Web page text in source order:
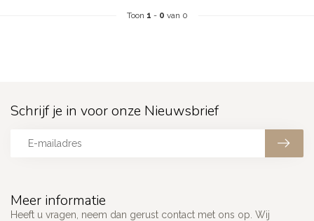
Toon 1 - 0 van 0
Meer informatie
Heeft u vragen, neem dan gerust contact met ons op. Wij
Schrijf je in voor onze Nieuwsbrief